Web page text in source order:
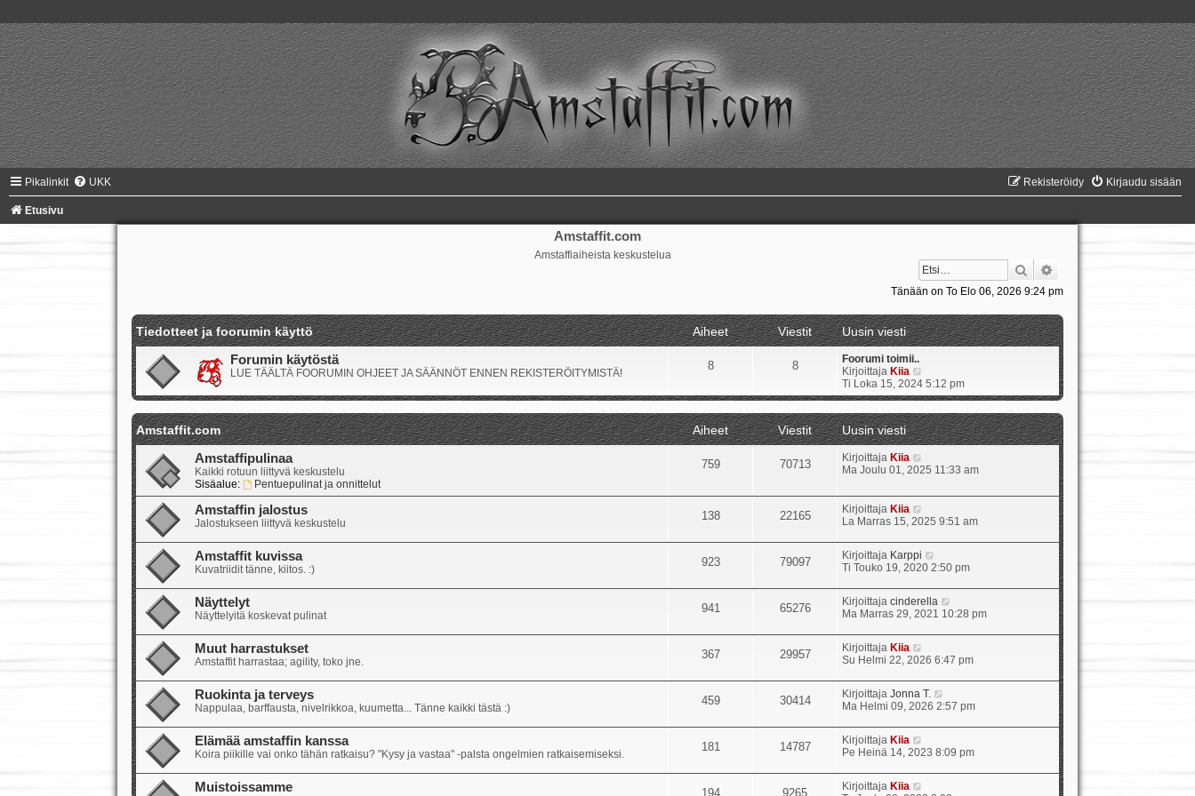
Pikalinkit UKK Kirjaudu sisään
Rekisteröidy
Etusivu
Amstaffit.com
Amstaffiaiheista keskustelua
Etsi
Tänään on To Elo 06, 2026 9:24 pm
Tiedotteet ja foorumin käyttö Aiheet Viestit
Uusin viesti
Forumin käytöstä
LUE TÄÄLTÄ FOORUMIN OHJEET JA SÄÄNNÖT ENNEN REKISTERÖITYMISTÄ!
8 8
Foorumi toimii..
KirjoittajaKiia
ä
y
ä
u
u
i
v
e
t
Ti Loka 15, 2024 5:12 pm
Amstaffit.com Aiheet Viestit
Uusin viesti
Amstaffipulinaa
Kaikki rotuun liittyvä keskustelu
Sisäalue:
Pentuepulinat ja onnittelut
759 70713 KirjoittajaKiia
ä
t
u
s
n
i
e
s
Ma Joulu 01, 2025 11:33 am
Amstaffin jalostus
Jalostukseen liittyvä keskustelu
138 22165 KirjoittajaKiia
ä
t
ä
u
s
i
n
v
e
t
i
La Marras 15, 2025 9:51 am
Amstaffit kuvissa
Kuvatriidit tänne, kiitos. :)
923 79097 Kirjoittaja Karppi
ä
t
ä
u
i
n
v
i
e
t
Ti Touko 19, 2020 2:50 pm
Näyttelyt
Näyttelyitä koskevat pulinat
941 65276 Kirjoittajacinderella
ä
t
u
i
n
v
e
t
Ma Marras 29, 2021 10:28 pm
Muut harrastukset
Amstaffit harrastaa; agility, toko jne.
367 29957 KirjoittajaKiia
ä
t
ä
u
i
n
v
Su Helmi 22, 2026 6:47 pm
Ruokinta ja terveys
Nappulaa, barffausta, nivelrikkoa, kuumetta... Tänne kaikki tästä :)
459 30414 KirjoittajaJonna T.
ä
t
u
i
Ma Helmi 09, 2026 2:57 pm
Elämää amstaffin kanssa
Koira piikille vai onko tähän ratkaisu? "Kysy ja vastaa" -palsta ongelmien ratkaisemiseksi.
181 14787 KirjoittajaKiia
ä
t
Pe Heinä 14, 2023 8:09 pm
Muistoissamme 194 9265 KirjoittajaKiia